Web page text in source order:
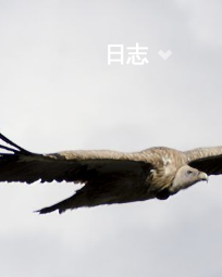
content
日志